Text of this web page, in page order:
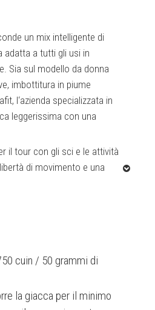
un mix intelligente di
adatta a tutti gli usi in
Sia sul modello da donna
imbottitura in piume
l‘azienda specializzata in
leggerissima con una
il tour con gli sci e le attività
di movimento e una
la giacca è realizzata in
europee , per tenere calde
Downtek® hanno
in condizioni di bagnato.
„Gold“.
cuin / 50 grammi di
la giacca per il minimo